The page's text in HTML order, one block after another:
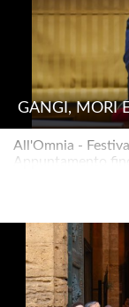
GANGI, MORI
All'Omnia -
Appuntamento